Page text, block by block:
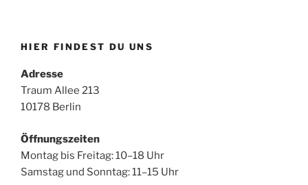
HIER FINDEST DU UNS
Adresse
Traum Allee 213
10178 Berlin
Öffnungszeiten
Montag bis Freitag: 10–18 Uhr
Samstag und Sonntag: 11–15 Uhr